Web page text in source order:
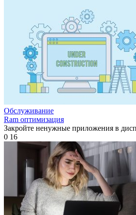
Обслуживание
Ram оптимизация
Закройте ненужные приложения в
0 16